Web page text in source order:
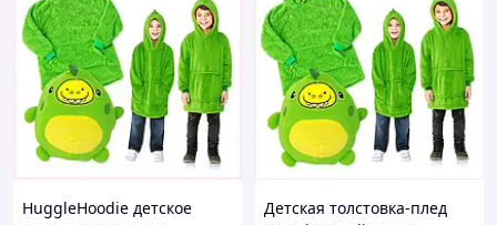
HuggleHoodie детское
Детская толстовка-плед